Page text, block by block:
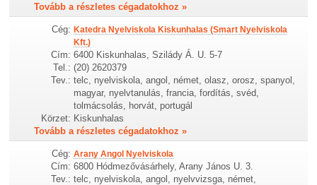
Tovább a részletes cégadatokhoz »
Cég: Katedra Nyelviskola Kiskunhalas (Smart Nyelviskola
Kft.)
Cím: 6400 Kiskunhalas, Szilády Á. U. 5-7
Tel.: (20) 2620379
Tev.: telc, nyelviskola, angol, német, olasz, orosz, spanyol,
magyar, nyelvtanulás, francia, fordítás, svéd,
tolmácsolás, horvát, portugál
Körzet: Kiskunhalas
Tovább a részletes cégadatokhoz »
Cég: Arany Angol Nyelviskola
Cím: 6800 Hódmezővásárhely, Arany János U. 3.
Tev.: telc, nyelviskola, angol, nyelvvizsga, német,